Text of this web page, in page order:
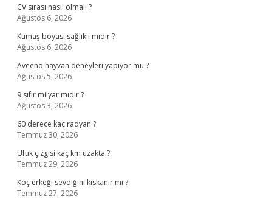
CV sırası nasıl olmalı ?
Ağustos 6, 2026
Kumaş boyası sağlıklı mıdır ?
Ağustos 6, 2026
Aveeno hayvan deneyleri yapıyor mu ?
Ağustos 5, 2026
9 sıfır milyar mıdır ?
Ağustos 3, 2026
60 derece kaç radyan ?
Temmuz 30, 2026
Ufuk çizgisi kaç km uzakta ?
Temmuz 29, 2026
Koç erkeği sevdiğini kıskanır mı ?
Temmuz 27, 2026